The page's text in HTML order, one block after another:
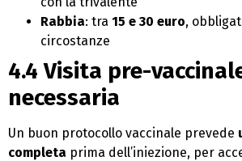
Rabbia: tra 15 e 30 euro,
circostanze
4.4 Visita pre-
necessaria
Un buon protocollo vaccinale prevede
completa prima dell’iniezione, per